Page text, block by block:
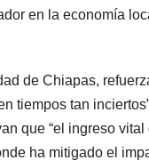
en la economía
de Chiapas,
tiempos tan
que “el ingreso
ha mitigado el